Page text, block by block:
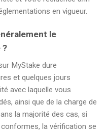
en vigueur.
le
?
MyStake dure
et quelques jours
avec laquelle vous
ainsi que de la charge de
la majorité des cas, si
la vérification se